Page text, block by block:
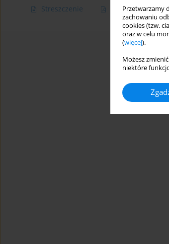
Przetwarzamy
zachowaniu
cookies (tzw.
oraz w celu
(więcej).
Możesz
niektóre
Streszczenie Artykuł(PDF)